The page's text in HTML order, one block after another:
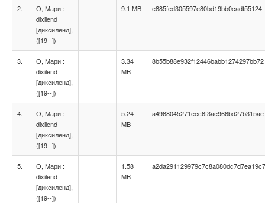
2.
О, Мари :
dixilend
[диксиленд],
([19--])
9.1 MB e885fed305597e80bd19bb0cadf55124
3.
О, Мари :
dixilend
[диксиленд],
([19--])
3.34
MB
8b55b88e932f12446babb1274297bb72
4.
О, Мари :
dixilend
[диксиленд],
([19--])
5.24
MB
a4968045271ecc6f3ae966bd27b315ae
5.
О, Мари :
dixilend
[диксиленд],
([19--])
1.58
MB
a2da291129979c7c8a080dc7d7ea19c7